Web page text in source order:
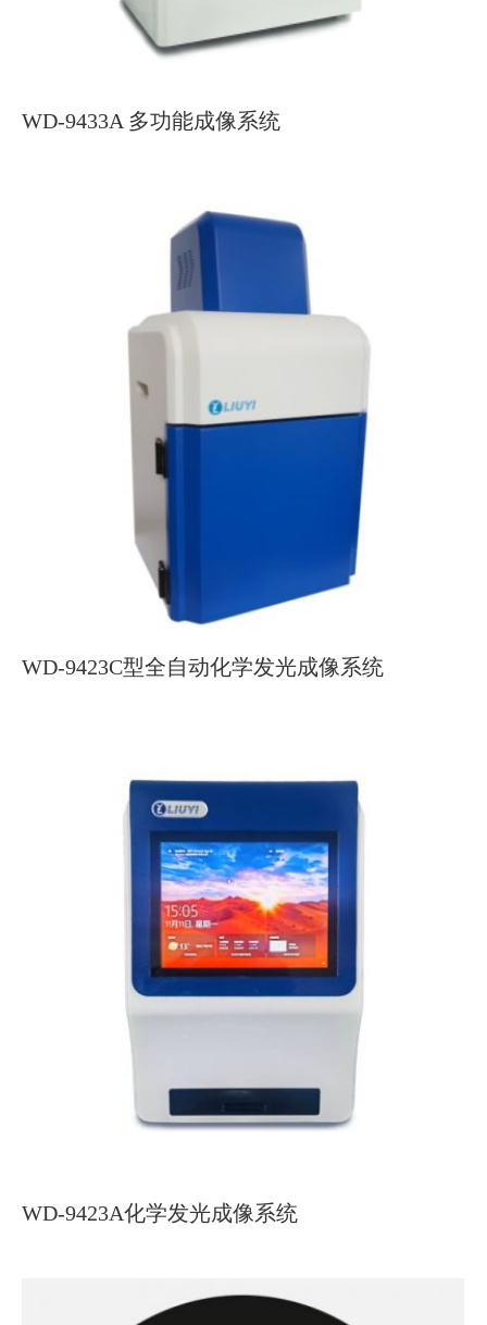
WD-9433A 多功能成像系统
WD-9423C型全自动化学发光成像系统
WD-9423A化学发光成像系统